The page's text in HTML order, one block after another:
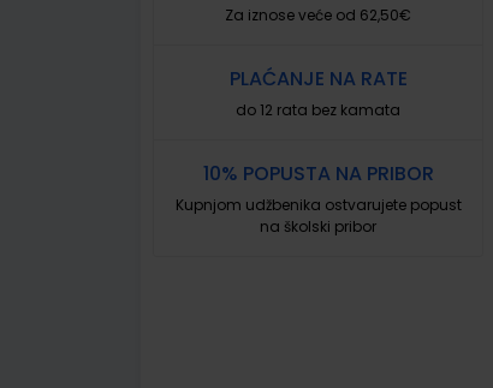
Za iznose veće od 62,50€
PLAĆANJE NA RATE
do 12 rata bez kamata
10% POPUSTA NA PRIBOR
Kupnjom udžbenika ostvarujete popust
na školski pribor